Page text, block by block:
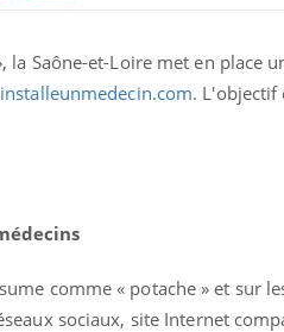
la Saône-et-Loire met en place
installeunmedecin.com. L'objectif
comme « potache » et sur
sociaux, site Internet